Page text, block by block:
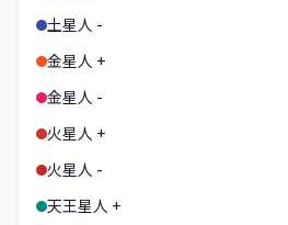
土星人 -
金星人 +
金星人 -
火星人 +
火星人 -
天王星人 +